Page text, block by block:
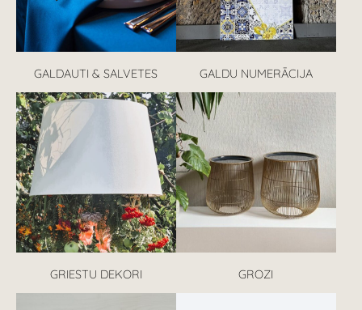
GALDAUTI & SALVETES GALDU NUMERĀCIJA
GRIESTU DEKORI GROZI